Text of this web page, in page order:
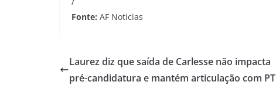
Fonte: AF Noticias
Laurez diz que saída de Carlesse não impacta
pré-candidatura e mantém articulação com PT